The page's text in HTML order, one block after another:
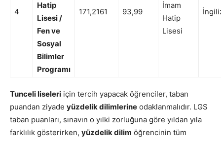
4
Hatip
Lisesi /
Fen ve
Sosyal
Bilimler
Programı
171,2161 93,99
İmam
Hatip
Lisesi
Tunceli liseleri için tercih yapacak öğrenciler, taban
puandan ziyade yüzdelik dilimlerine odaklanmalıdır. LGS
taban puanları, sınavın o yılki zorluğuna göre yıldan yıla
farklılık gösterirken, yüzdelik dilim öğrencinin tüm